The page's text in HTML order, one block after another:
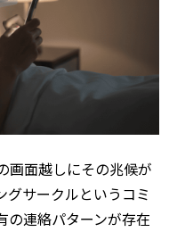
画面越しにその兆候が
グサークルというコミ
の連絡パターンが存在